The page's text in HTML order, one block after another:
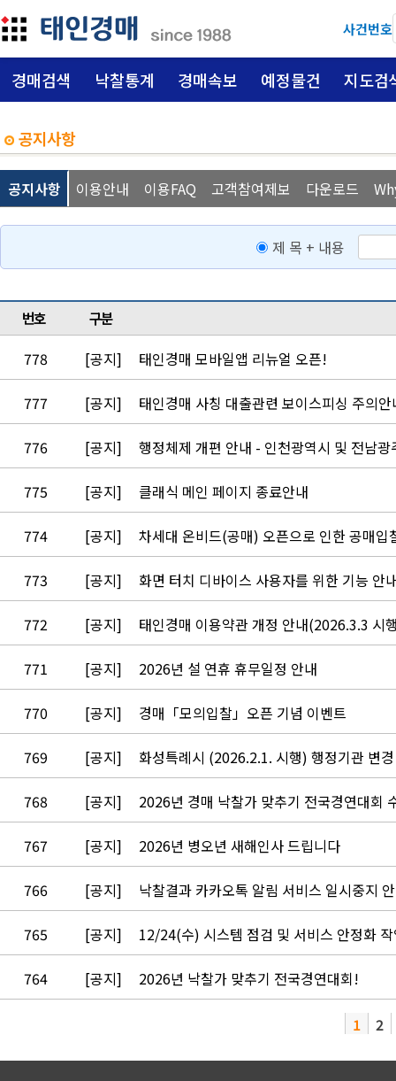
사건번호
경매검색 낙찰통계 경매속보 예정물건 지도검
공지사항
공지사항 이용안내 이용FAQ 고객참여제보 다운로드
제 목 + 내용
번호
구분
778
[공지] 태인경매 모바일앱 리뉴얼 오픈!
777 [공지] 태인경매 사칭 대출관련 보이스피싱 주의안
776 [공지] 행정체제 개편 안내 - 인천광역시 및 전남
775 [공지] 클래식 메인 페이지 종료안내
774 [공지] 차세대 온비드(공매) 오픈으로 인한 공매입
773 [공지] 화면 터치 디바이스 사용자를 위한 기능 안
772 [공지] 태인경매 이용약관 개정 안내(2026.3.3 시
771 [공지] 2026년 설 연휴 휴무일정 안내
770 [공지] 경매「모의입찰」오픈 기념 이벤트
769 [공지] 화성특례시 (2026.2.1. 시행) 행정기관 변
768 [공지] 2026년 경매 낙찰가 맞추기 전국경연대회
767 [공지] 2026년 병오년 새해인사 드립니다
766 [공지] 낙찰결과 카카오톡 알림 서비스 일시중지
765 [공지] 12/24(수) 시스템 점검 및 서비스 안정화
764 [공지] 2026년 낙찰가 맞추기 전국경연대회!
1 2